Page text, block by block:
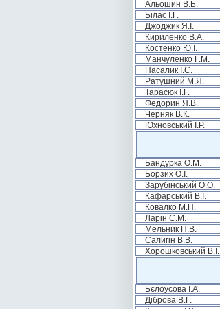
Альошин В.Б.
Білас І.Г.
Джоджик Я.І.
Кириленко В.А.
Костенко Ю.І.
Манчуленко Г.М.
Насалик І.С.
Ратушний М.Я.
Тарасюк І.Г.
Федорин Я.В.
Черняк В.К.
Юхновський І.Р.
Бандурка О.М.
Борзих О.І.
Зарубінський О.О.
Кафарський В.І.
Ковалко М.П.
Ларін С.М.
Мельник П.В.
Салигін В.В.
Хорошковський В.І.
Бєлоусова І.А.
Діброва В.Г.